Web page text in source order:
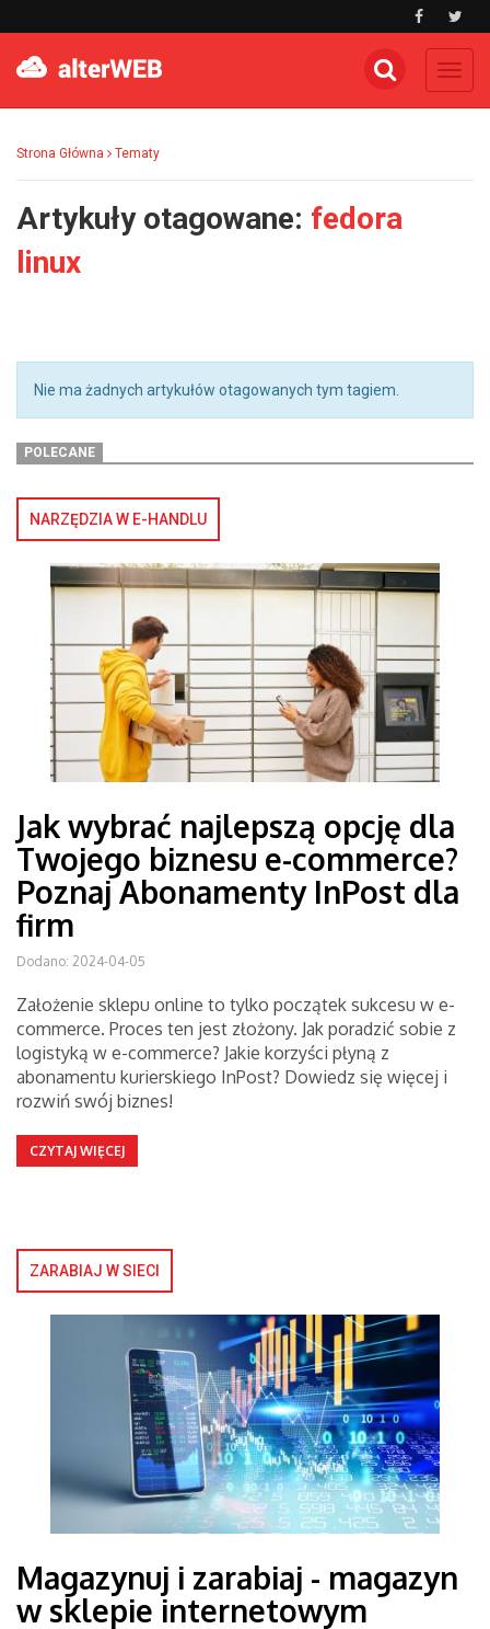
Strona Główna Tematy
Artykuły otagowane: fedora
linux
Nie ma żadnych artykułów otagowanych tym tagiem.
POLECANE
NARZĘDZIA W E-HANDLU
Jak wybrać najlepszą opcję dla
Twojego biznesu e-commerce?
Poznaj Abonamenty InPost dla
firm
Dodano: 2024-04-05
Założenie sklepu online to tylko początek sukcesu w e-
commerce. Proces ten jest złożony. Jak poradzić sobie z
logistyką w e-commerce? Jakie korzyści płyną z
abonamentu kurierskiego InPost? Dowiedz się więcej i
rozwiń swój biznes!
CZYTAJ WIĘCEJ
ZARABIAJ W SIECI
Magazynuj i zarabiaj - magazyn
w sklepie internetowym